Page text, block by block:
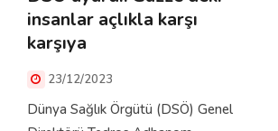
insanlar açlıkla karşı
karşıya
23/12/2023
Dünya Sağlık Örgütü (DSÖ) Genel